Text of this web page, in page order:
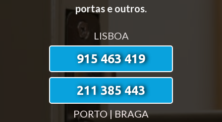
portas e outros.
LISBOA
915 463 419
211 385 443
PORTO | BRAGA